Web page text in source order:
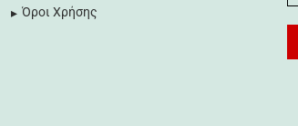
Όροι Χρήσης